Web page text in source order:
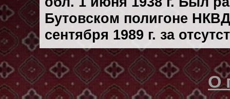
Бутовском полигоне
сентября 1989 г. за
О